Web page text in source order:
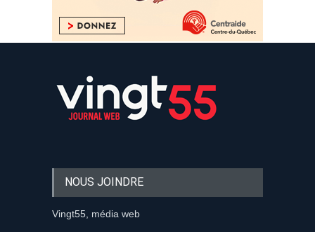
NOUS JOINDRE
Vingt55, média web